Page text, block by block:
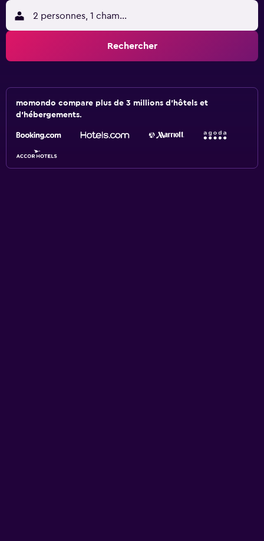
2 personnes, 1 chambre
Rechercher
momondo compare plus de 3 millions d'hôtels et
d'hébergements.